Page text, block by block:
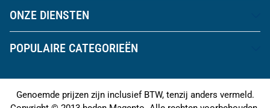
ONZE DIENSTEN
POPULAIRE CATEGORIEËN
Genoemde prijzen zijn inclusief BTW, tenzij anders vermeld.